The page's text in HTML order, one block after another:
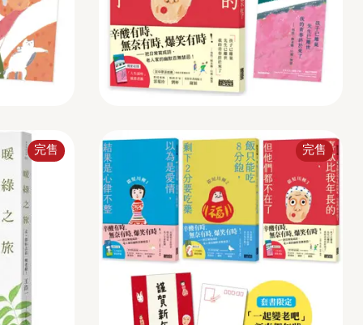
完售 完售